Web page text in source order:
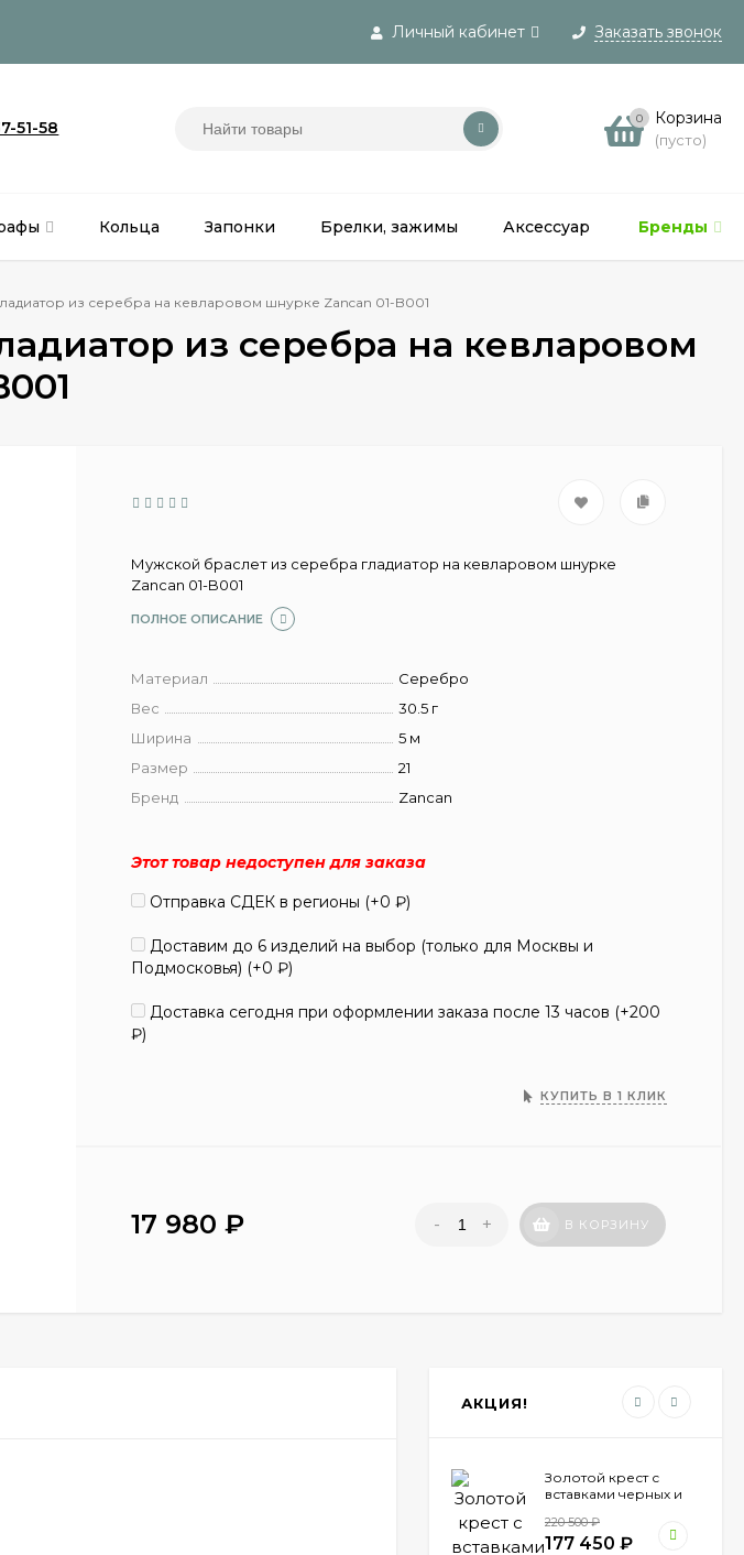
Личный кабинет Заказать звонок
51-58 0 Корзина
(пусто)
Бренды
Кольца Запонки Брелки, зажимы Аксессуары
из серебра на кевларовом шнурке Zancan 01-B001
из серебра на кевларовом
Мужской браслет из серебра гладиатор на кевларовом шнурке
Zancan 01-B001
ПОЛНОЕ ОПИСАНИЕ
Материал
Серебро
Вес
30.5 г
Ширина
5 м
Размер
21
Бренд
Zancan
Этот товар недоступен для заказа
Отправка СДЕК в регионы (+0₽)
Доставим до 6 изделий на выбор (только для Москвы и
Подмосковья) (+0₽)
Доставка сегодня при оформлении заказа после 13 часов (+200
₽)
КУПИТЬ В 1 КЛИК
17 980₽ - + В КОРЗИНУ
АКЦИЯ!
Золотой крест с
вставками черных и
Zancan EC 182 MB
220 500₽
177 450 ₽